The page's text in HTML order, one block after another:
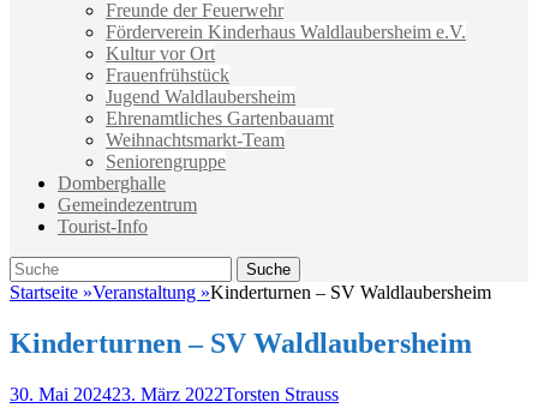
Freunde der Feuerwehr
Förderverein Kinderhaus Waldlaubersheim e.V.
Kultur vor Ort
Frauenfrühstück
Jugend Waldlaubersheim
Ehrenamtliches Gartenbauamt
Weihnachtsmarkt-Team
Seniorengruppe
Domberghalle
Gemeindezentrum
Tourist-Info
Suche
Suche
nach:
Startseite »Veranstaltung »Kinderturnen – SV Waldlaubersheim
Kinderturnen – SV Waldlaubersheim
Veröffentlicht
30. Mai 202423. März 2022Autor
Torsten Strauss